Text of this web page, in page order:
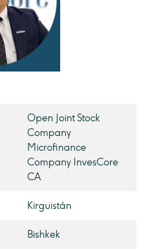
Open Joint Stock
Company
Microfinance
Company InvesCore
CA
Kirguistán
Bishkek